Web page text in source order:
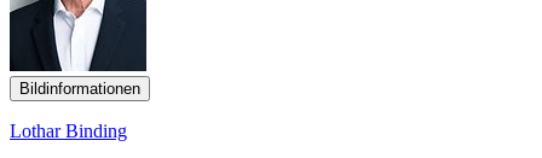
Bildinformationen
Lothar Binding